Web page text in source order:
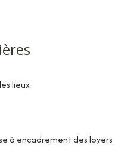
lieux
à encadrement des loyers